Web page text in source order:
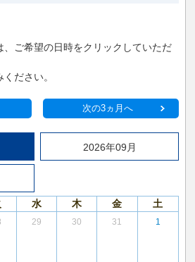
、ご希望の日時をクリックしていただ
ださい。
次の3ヵ月へ
2026年09月
水 木 金 土
29 30 31 1